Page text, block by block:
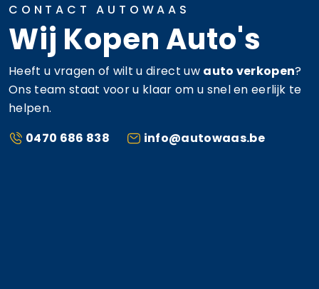
CONTACT AUTOWAAS
Wij Kopen Auto's
Heeft u vragen of wilt u direct uw auto verkopen?
Ons team staat voor u klaar om u snel en eerlijk te
helpen.
0470 686 838
info@autowaas.be